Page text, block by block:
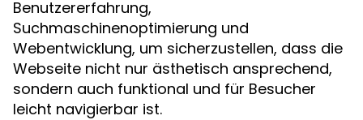
Benutzererfahrung,
Suchmaschinenoptimierung und
Webentwicklung, um sicherzustellen, dass die
Webseite nicht nur ästhetisch ansprechend,
sondern auch funktional und für Besucher
leicht navigierbar ist.